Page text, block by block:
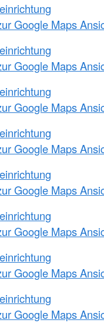
Google Maps
Google Maps
Google Maps
Google Maps
Google Maps
Google Maps
Google Maps
Google Maps